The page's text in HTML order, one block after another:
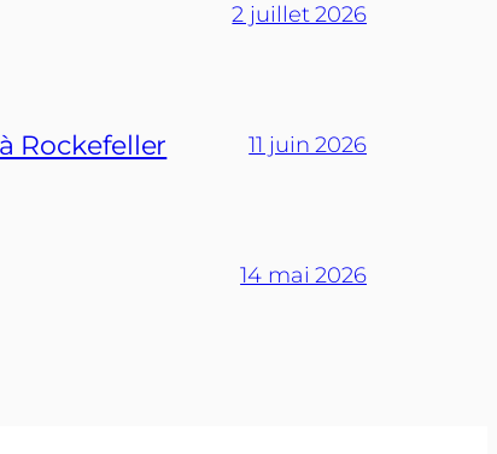
2 juillet 2026
Rockefeller 11 juin 2026
14 mai 2026